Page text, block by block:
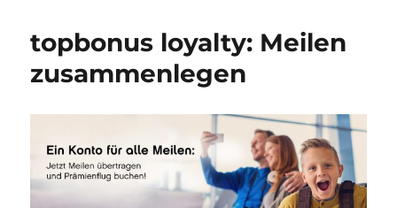
topbonus loyalty: Meilen
zusammenlegen